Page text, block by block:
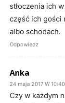
stłoczenia ich
część ich gości
albo schodach.
Odpowiedz
Anka
24 maja 2017 W 10:40
Czy w każdym